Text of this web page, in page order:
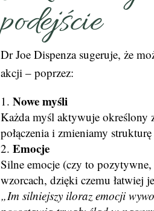
podejście
Dr Joe Dispenza sugeruje, że
akcji – poprzez:
Nowe myśli
Każda myśl aktywuje określony
połączenia i zmieniamy
Emocje
Silne emocje (czy to
wzorcach, dzięki czemu łatwiej
„Im silniejszy iloraz emocji